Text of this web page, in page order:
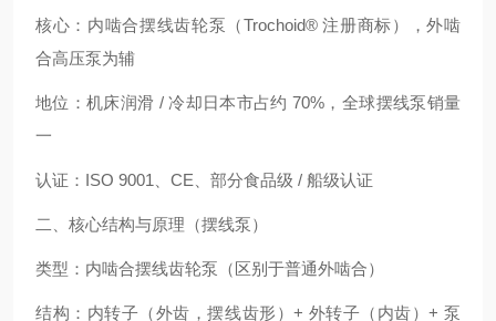
核心：内啮合摆线齿轮泵（Trochoid® 注册商标），外啮
合高压泵为辅
地位：机床润滑 / 冷却日本市占约 70%，全球摆线泵销量
一
认证：ISO 9001、CE、部分食品级 / 船级认证
二、核心结构与原理（摆线泵）
类型：内啮合摆线齿轮泵（区别于普通外啮合）
结构：内转子（外齿，摆线齿形）+ 外转子（内齿）+ 泵